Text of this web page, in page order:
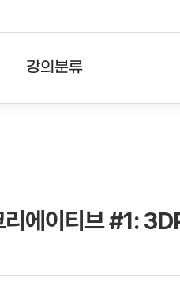
강의분류
테마강의
에이티브 #1: